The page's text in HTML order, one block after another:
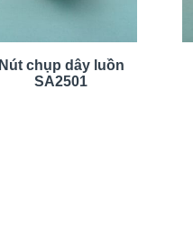
Nút chụp dây luồn
SA2501